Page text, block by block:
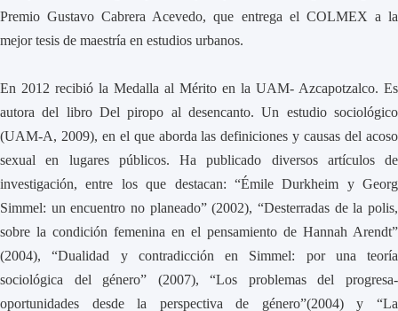
Premio Gustavo Cabrera Acevedo, que entrega el COLMEX a la
mejor tesis de maestría en estudios urbanos.
En 2012 recibió la Medalla al Mérito en la UAM- Azcapotzalco. Es
autora del libro Del piropo al desencanto. Un estudio sociológico
(UAM-A, 2009), en el que aborda las definiciones y causas del acoso
sexual en lugares públicos. Ha publicado diversos artículos de
investigación, entre los que destacan: “Émile Durkheim y Georg
Simmel: un encuentro no planeado” (2002), “Desterradas de la polis,
sobre la condición femenina en el pensamiento de Hannah Arendt”
(2004), “Dualidad y contradicción en Simmel: por una teoría
sociológica del género” (2007), “Los problemas del progresa-
oportunidades desde la perspectiva de género”(2004) y “La